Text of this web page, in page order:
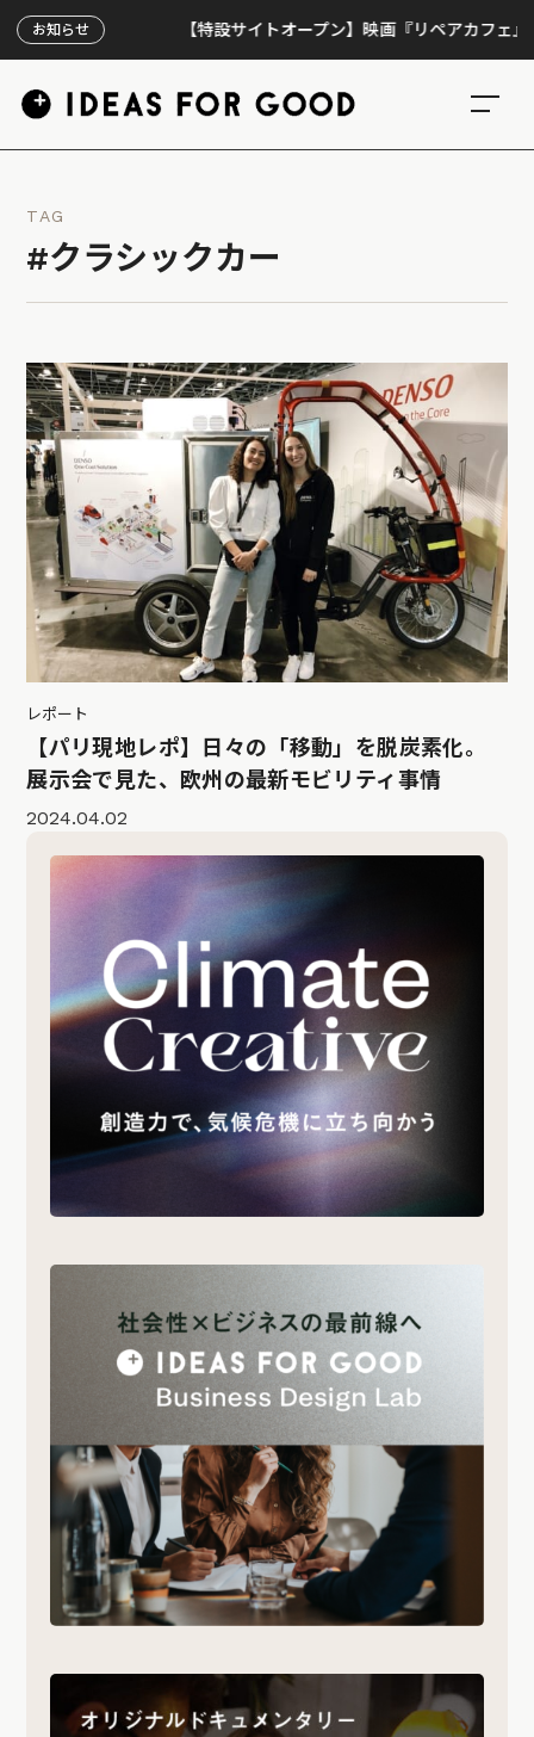
お知らせ 【特設サイトオープン】映画『リペアカフェ』、上
TAG
#クラシックカー
レポート
【パリ現地レポ】日々の「移動」を脱炭素化。
展示会で見た、欧州の最新モビリティ事情
2024.04.02